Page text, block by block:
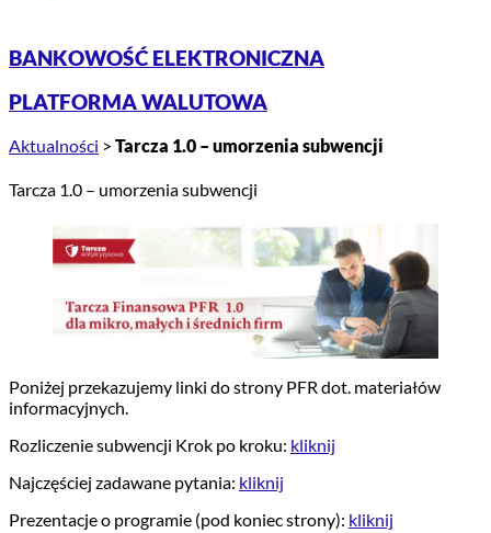
BANKOWOŚĆ ELEKTRONICZNA
PLATFORMA WALUTOWA
Aktualności > Tarcza 1.0 – umorzenia subwencji
Tarcza 1.0 – umorzenia subwencji
Poniżej przekazujemy linki do strony PFR dot. materiałów
informacyjnych.
Rozliczenie subwencji Krok po kroku: kliknij
Najczęściej zadawane pytania: kliknij
Prezentacje o programie (pod koniec strony): kliknij